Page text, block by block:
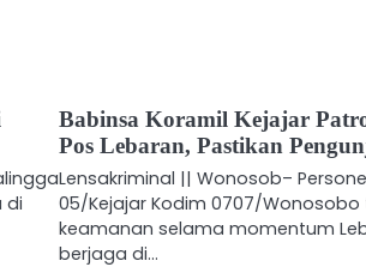
di
Babinsa Koramil Kejajar
Pos Lebaran, Pastikan
Lensakriminal || Wonosob–
05/Kejajar Kodim 0707/
keamanan selama momentum
berjaga di…